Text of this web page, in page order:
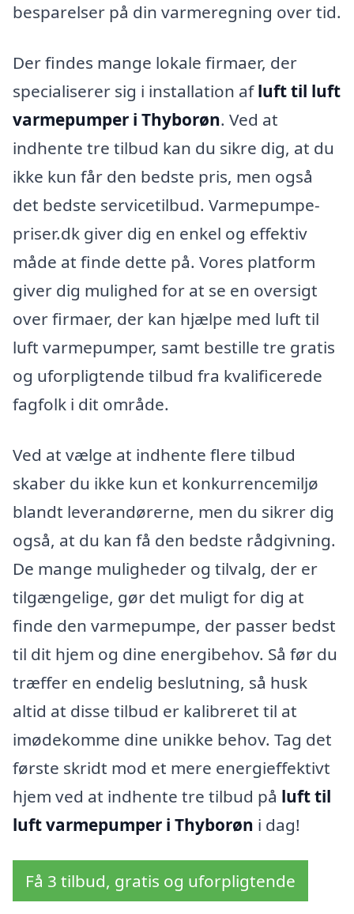
besparelser på din varmeregning over tid.
Der findes mange lokale firmaer, der
specialiserer sig i installation afluft til luft
varmepumper i Thyborøn. Ved at
indhente tre tilbud kan du sikre dig, at du
ikke kun får den bedste pris, men også
det bedste servicetilbud. Varmepumpe-
priser.dk giver dig en enkel og effektiv
måde at finde dette på. Vores platform
giver dig mulighed for at se en oversigt
over firmaer, der kan hjælpe med luft til
luft varmepumper, samt bestille tre gratis
og uforpligtende tilbud fra kvalificerede
fagfolk i dit område.
Ved at vælge at indhente flere tilbud
skaber du ikke kun et konkurrencemiljø
blandt leverandørerne, men du sikrer dig
også, at du kan få den bedste rådgivning.
De mange muligheder og tilvalg, der er
tilgængelige, gør det muligt for dig at
finde den varmepumpe, der passer bedst
til dit hjem og dine energibehov. Så før du
træffer en endelig beslutning, så husk
altid at disse tilbud er kalibreret til at
imødekomme dine unikke behov. Tag det
første skridt mod et mere energieffektivt
hjem ved at indhente tre tilbud på luft til
luft varmepumper i Thyborøn i dag!
Få 3 tilbud, gratis og uforpligtende